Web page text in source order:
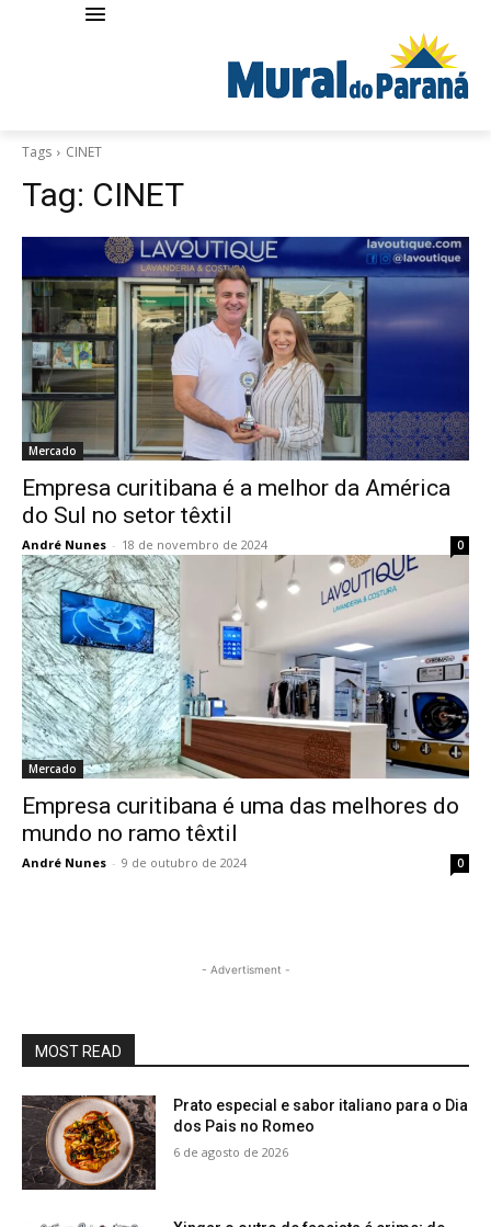
Tags CINET
Tag: CINET
Mercado
Empresa curitibana é a melhor da América
do Sul no setor têxtil
André Nunes - 18 de novembro de 2024 0
Mercado
Empresa curitibana é uma das melhores do
mundo no ramo têxtil
André Nunes - 9 de outubro de 2024 0
- Advertisment -
MOST READ
Prato especial e sabor italiano para o Dia
dos Pais no Romeo
6 de agosto de 2026